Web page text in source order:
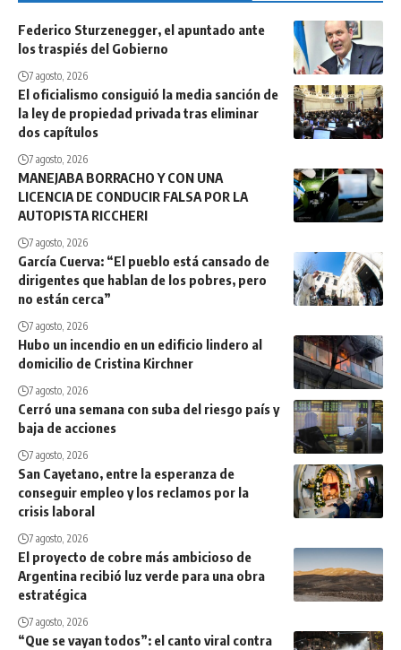
Federico Sturzenegger, el apuntado ante
los traspiés del Gobierno
7 agosto, 2026
El oficialismo consiguió la media sanción de
la ley de propiedad privada tras eliminar
dos capítulos
7 agosto, 2026
MANEJABA BORRACHO Y CON UNA
LICENCIA DE CONDUCIR FALSA POR LA
AUTOPISTA RICCHERI
7 agosto, 2026
García Cuerva: “El pueblo está cansado de
dirigentes que hablan de los pobres, pero
no están cerca”
7 agosto, 2026
Hubo un incendio en un edificio lindero al
domicilio de Cristina Kirchner
7 agosto, 2026
Cerró una semana con suba del riesgo país y
baja de acciones
7 agosto, 2026
San Cayetano, entre la esperanza de
conseguir empleo y los reclamos por la
crisis laboral
7 agosto, 2026
El proyecto de cobre más ambicioso de
Argentina recibió luz verde para una obra
estratégica
7 agosto, 2026
“Que se vayan todos”: el canto viral contra